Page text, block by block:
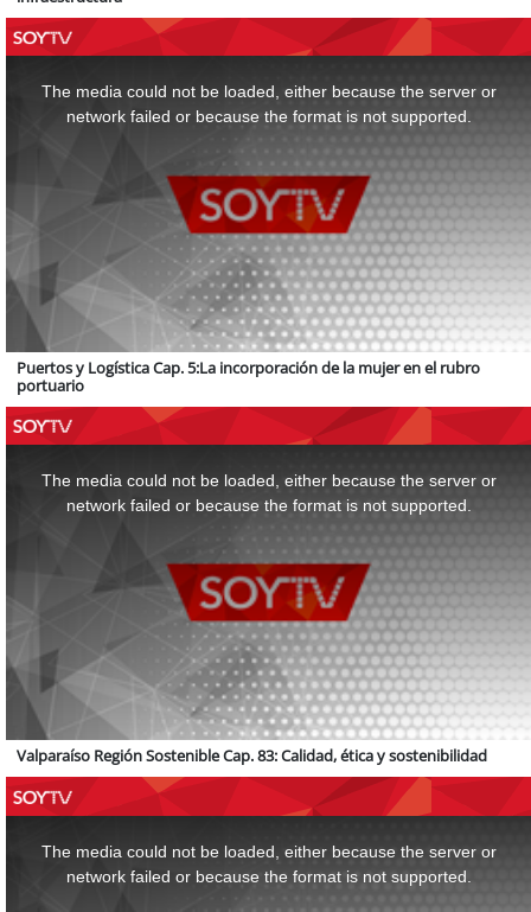
The media could not be loaded, either because the server or
network failed or because the format is not supported.
Puertos y Logística Cap. 5:La incorporación de la mujer en el rubro
portuario
The media could not be loaded, either because the server or
network failed or because the format is not supported.
Valparaíso Región Sostenible Cap. 83: Calidad, ética y sostenibilidad
The media could not be loaded, either because the server or
network failed or because the format is not supported.